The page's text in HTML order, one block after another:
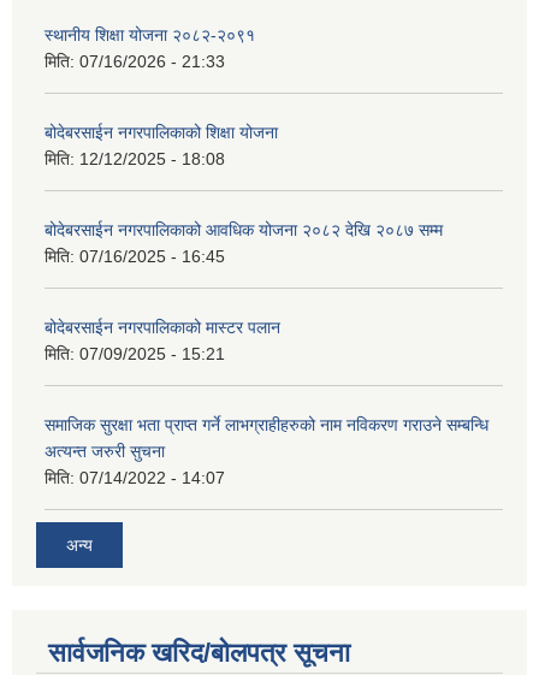
स्थानीय शिक्षा योजना २०८२-२०९१
मिति: 07/16/2026 - 21:33
बोदेबरसाईन नगरपालिकाको शिक्षा योजना
मिति: 12/12/2025 - 18:08
बोदेबरसाईन नगरपालिकाको आवधिक योजना २०८२ देखि २०८७ सम्म
मिति: 07/16/2025 - 16:45
बोदेबरसाईन नगरपालिकाको मास्टर पलान
मिति: 07/09/2025 - 15:21
समाजिक सुरक्षा भता प्राप्त गर्ने लाभग्राहीहरुको नाम नविकरण गराउने सम्बन्धि
अत्यन्त जरुरी सुचना
मिति: 07/14/2022 - 14:07
अन्य
सार्वजनिक खरिद/बोलपत्र सूचना